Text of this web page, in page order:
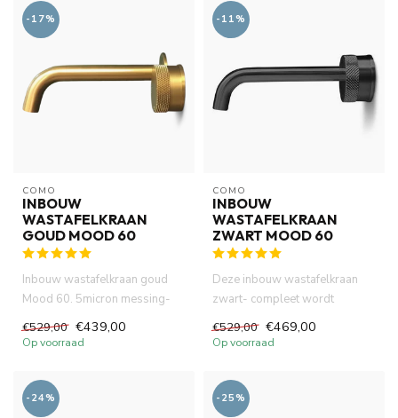
-17%
COMO
INBOUW
WASTAFELKRAAN
GOUD MOOD 60
Inbouw wastafelkraan goud
Mood 60. 5micron messing-
€529,00 €439,00
Op voorraad
-11%
COMO
INBOUW
WASTAFELKRAAN
ZWART MOOD 60
Deze inbouw wastafelkraan
zwart- compleet wordt
Perf...
€529,00 €469,00
Op voorraad
-24% -25%